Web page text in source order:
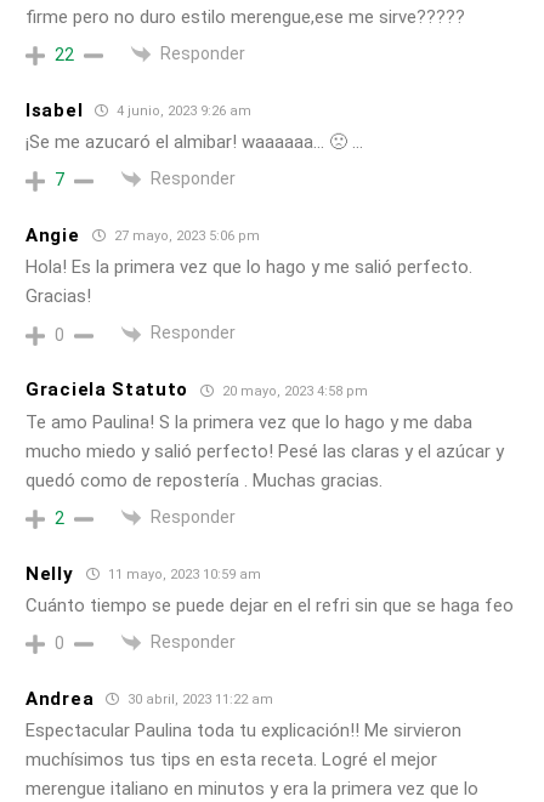
firme pero no duro estilo merengue,ese me sirve?????
22 Responder
Isabel 4 junio, 2023 9:26 am
¡Se me azucaró el almibar! waaaaaa… 🙁 …
7 Responder
Angie 27 mayo, 2023 5:06 pm
Hola! Es la primera vez que lo hago y me salió perfecto.
Gracias!
0 Responder
Graciela Statuto 20 mayo, 2023 4:58 pm
Te amo Paulina! S la primera vez que lo hago y me daba
mucho miedo y salió perfecto! Pesé las claras y el azúcar y
quedó como de repostería . Muchas gracias.
2 Responder
Nelly 11 mayo, 2023 10:59 am
Cuánto tiempo se puede dejar en el refri sin que se haga feo
0 Responder
Andrea 30 abril, 2023 11:22 am
Espectacular Paulina toda tu explicación!! Me sirvieron
muchísimos tus tips en esta receta. Logré el mejor
merengue italiano en minutos y era la primera vez que lo